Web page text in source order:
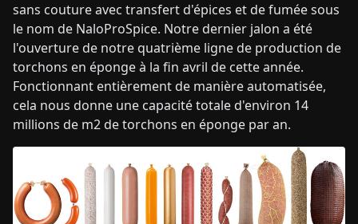
sans couture avec transfert d'épices et de fumée sous
le nom de NaloProSpice. Notre dernier jalon a été
l'ouverture de notre quatrième ligne de production de
torchons en éponge à la fin avril de cette année.
Fonctionnant entièrement de manière automatisée,
cela nous donne une capacité totale d'environ 14
millions de m2 de torchons en éponge par an.